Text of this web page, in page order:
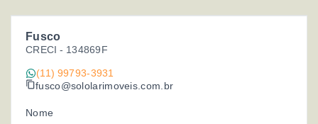
Fusco
CRECI - 134869F
(11) 99793-3931
fusco@sololarimoveis.com.br
Nome